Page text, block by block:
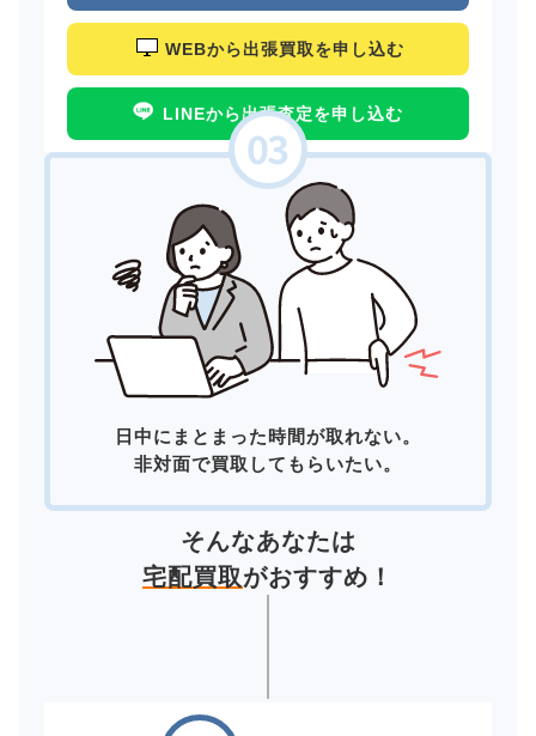
WEBから出張買取を申し込む
LINEから出張査定を申し込む
日中にまとまった時間が取れない。
非対面で買取してもらいたい。
そんなあなたは
宅配買取がおすすめ！